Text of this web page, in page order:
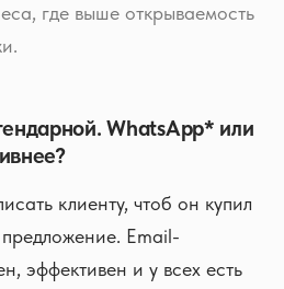
где выше открываемость
WhatsApp* или
клиенту, чтоб он купил
Email-
эффективен и у всех есть